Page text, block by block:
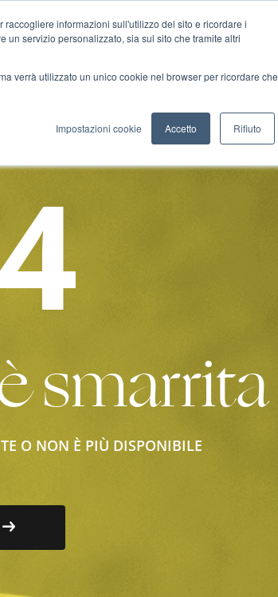
informazioni sull'utilizzo del sito e ricordare i
un servizio personalizzato, sia sul sito che tramite altri
verrà utilizzato un unico cookie nel browser per ricordare che
Impostazioni cookie Accetto Rifiuto
Cultura Eventi Blog Pillole
smarrita
O NON È PIÙ DISPONIBILE